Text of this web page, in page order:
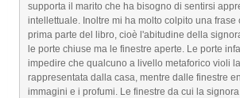
supporta il marito che ha bisogno di sentirsi
intellettuale. Inoltre mi ha molto colpito una frase
prima parte del libro, cioè l'abitudine della
le porte chiuse ma le finestre aperte. Le porte
impedire che qualcuno a livello metaforico violi
rappresentata dalla casa, mentre dalle finestre
immagini e i profumi. Le finestre da cui la